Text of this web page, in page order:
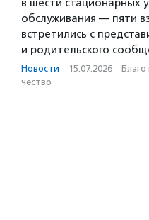
в шести стационарных
обслуживания — пяти
встретились с
и родительского
Новости · 15.07.2026 ·
чест­во